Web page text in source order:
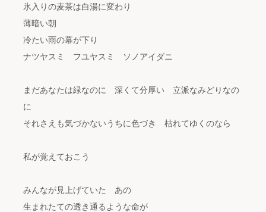
氷入りの麦茶は白湯に変わり
薄暗い朝
冷たい雨の幕が下り
ナツヤスミ フユヤスミ ソノアイダニ
まだあなたは緑なのに 深くて分厚い 立派なみどりなの
に
それさえも気づかないうちに色づき 枯れてゆくのなら
私が覚えておこう
みんなが見上げていた あの
生まれたての透き通るような命が